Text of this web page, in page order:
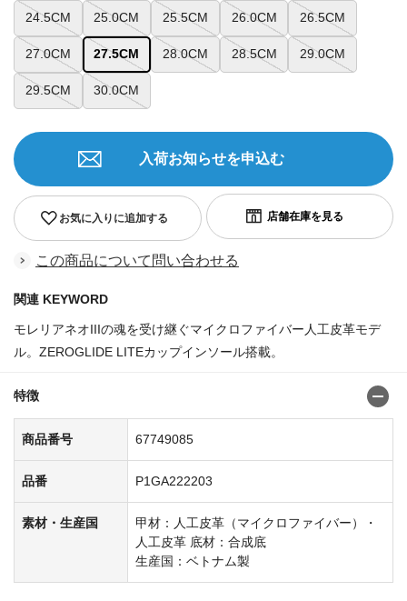
24.5CM 25.0CM 25.5CM 26.0CM 26.5CM
27.0CM 27.5CM 28.0CM 28.5CM 29.0CM
29.5CM 30.0CM
お気に入りに追加する
入荷お知らせを申込む
この商品について問い合わせる
関連 KEYWORD
モレリアネオIIIの魂を受け継ぐマイクロファイバー人工皮革モデ
ル。ZEROGLIDE LITEカップインソール搭載。
特徴
商品番号 67749085
品番 P1GA222203
素材・生産国
甲材：人工皮革（マイクロファイバー）・
人工皮革 底材：合成底
生産国：ベトナム製